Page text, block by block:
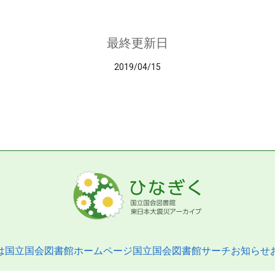
最終更新日
2019/04/15
国立国会図書館ホームページ国立国会図書館サーチお知らせ